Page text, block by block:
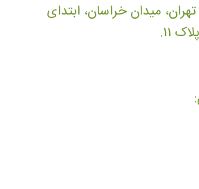
میدان خراسان، ابتدای
۱۱.